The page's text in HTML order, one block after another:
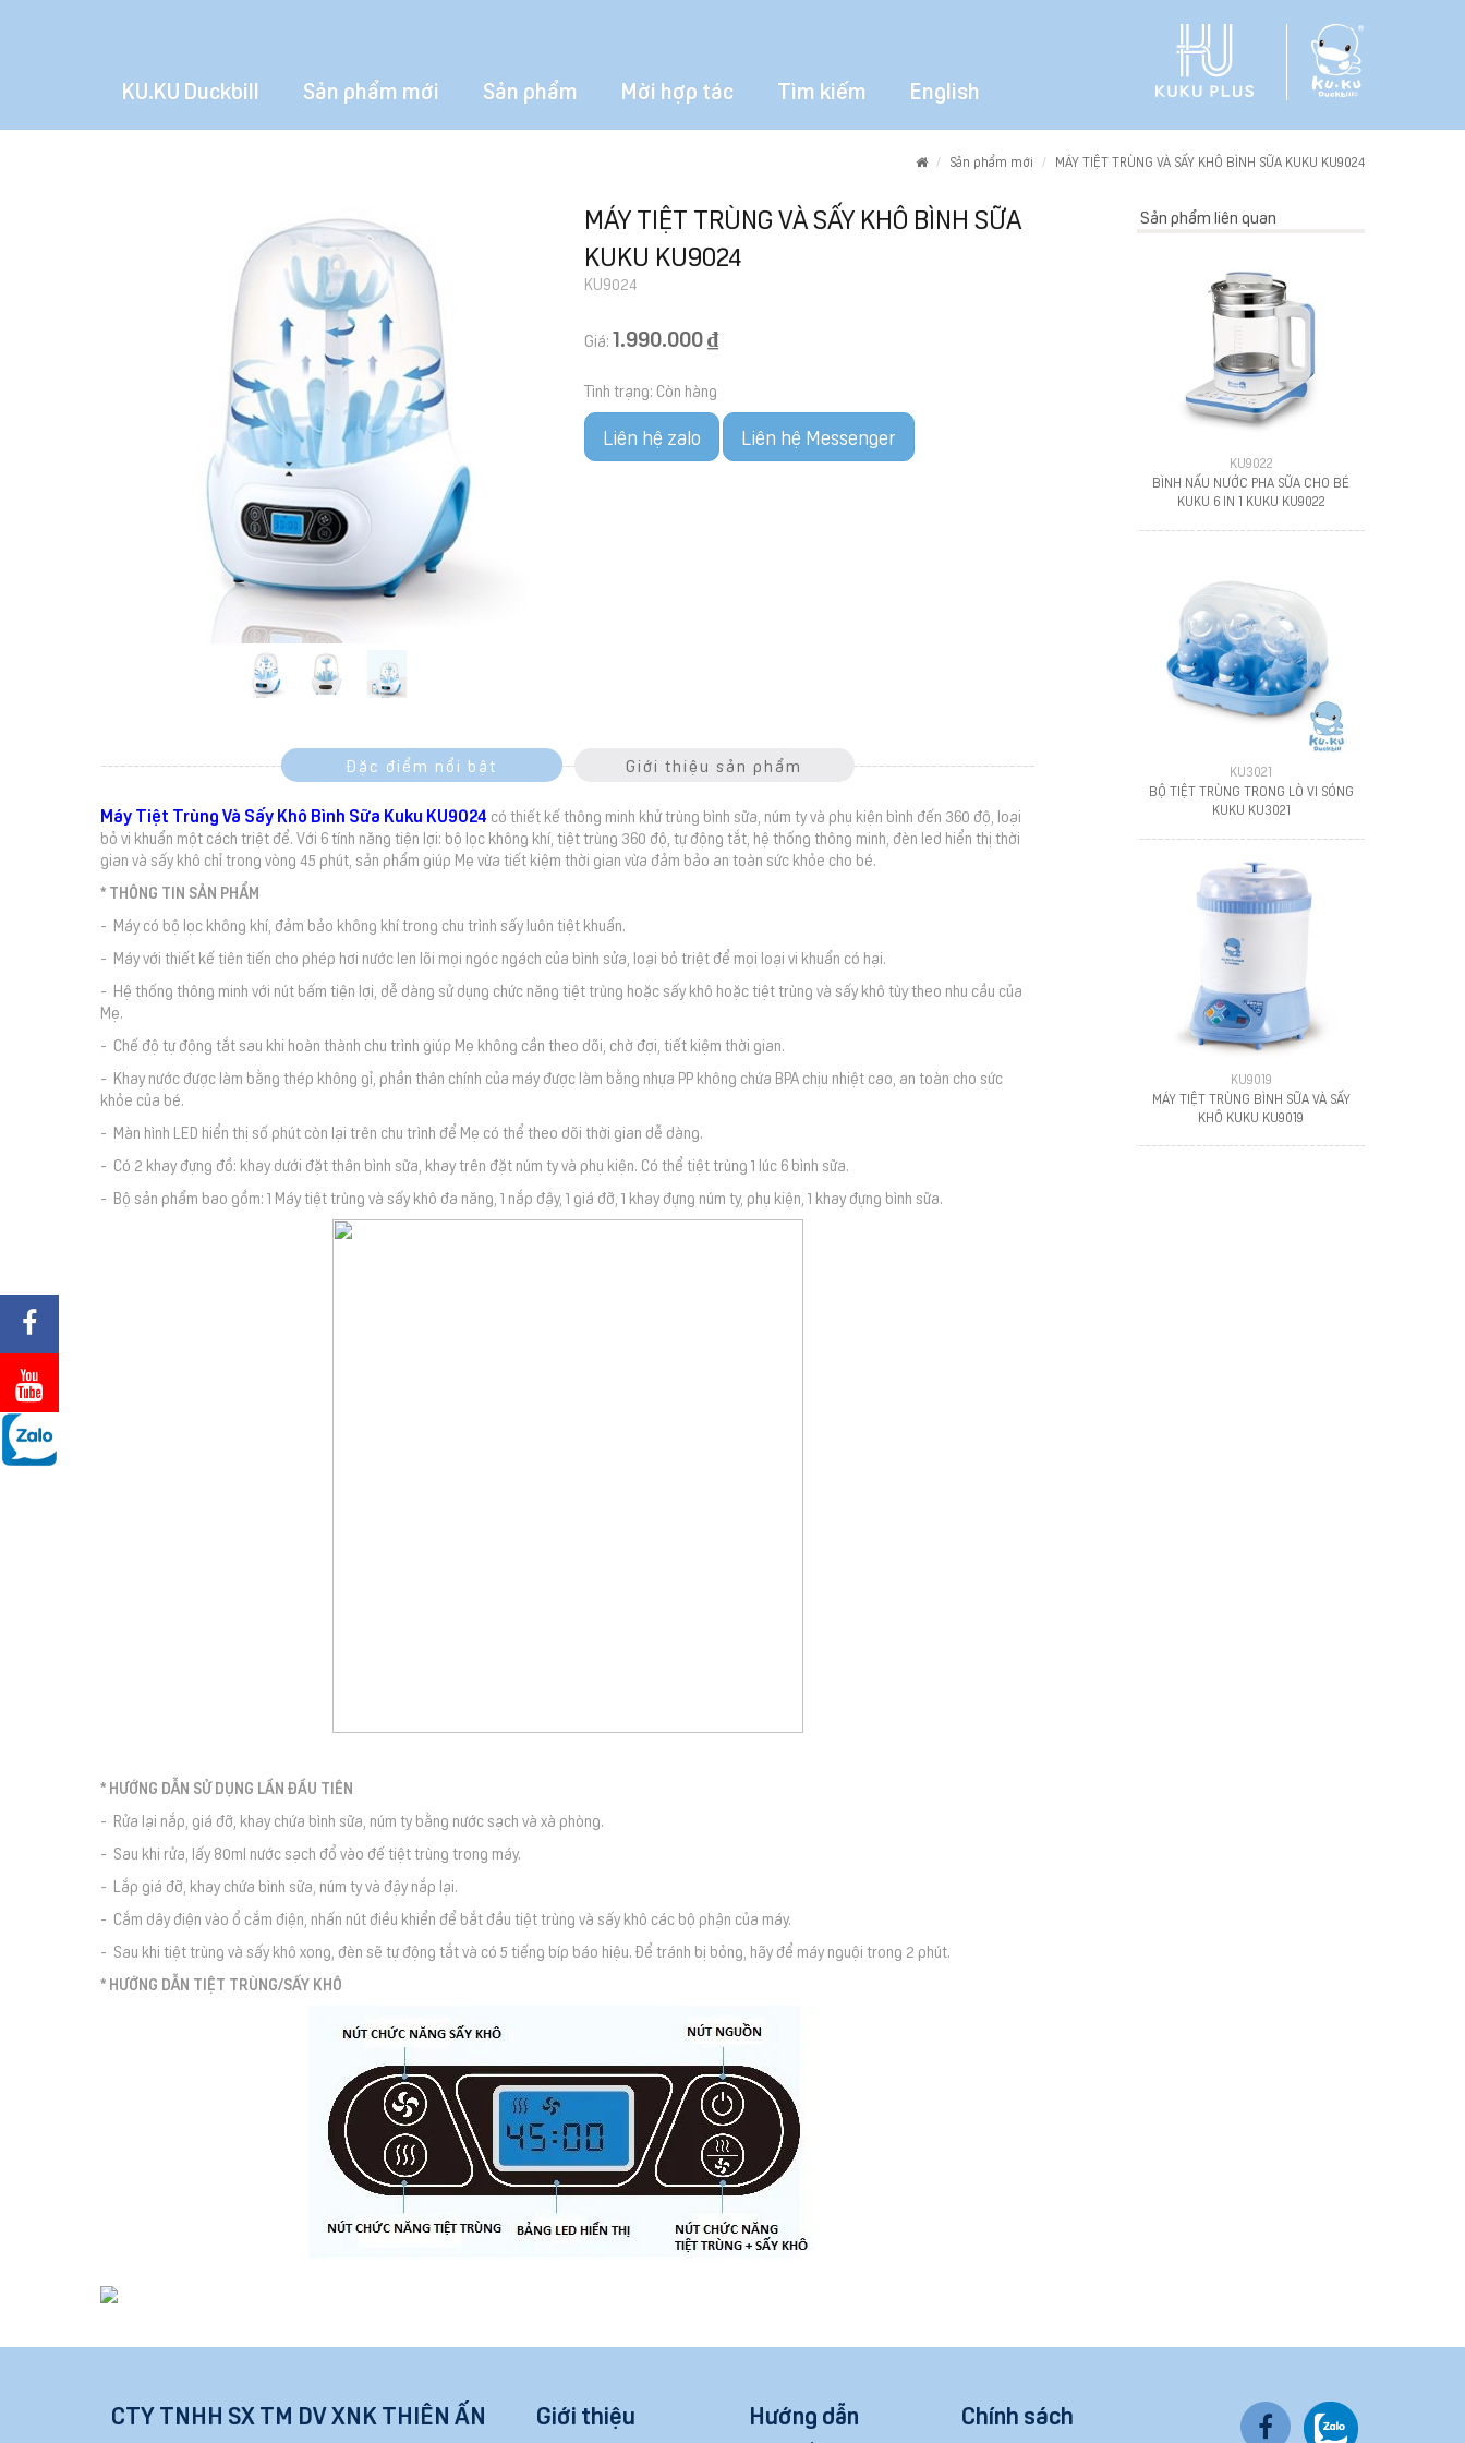
KU.KU Duckbill Sản phẩm mới Sản phẩm Mời hợp tác Tìm kiếm English
HomeSản phẩm mới MÁY TIỆT TRÙNG VÀ SẤY KHÔ BÌNH SỮA KUKU KU9024
MÁY TIỆT TRÙNG VÀ SẤY KHÔ BÌNH SỮA
KUKU KU9024
KU9024
Giá: 1.990.000 ₫
Tình trạng: Còn hàng
Liên hệ zalo Liên hệ Messenger
Đặc điểm nổi bật Giới thiệu sản phẩm
Máy Tiệt Trùng Và Sấy Khô Bình Sữa Kuku KU9024 có thiết kế thông minh khử trùng bình sữa, núm ty và phụ kiện bình đến 360 độ, loại
bỏ vi khuẩn một cách triệt để. Với 6 tính năng tiện lợi: bộ lọc không khí, tiệt trùng 360 độ, tự động tắt, hệ thống thông minh, đèn led hiển thị thời
gian và sấy khô chỉ trong vòng 45 phút, sản phẩm giúp Mẹ vừa tiết kiệm thời gian vừa đảm bảo an toàn sức khỏe cho bé.
* THÔNG TIN SẢN PHẨM
- Máy có bộ lọc không khí, đảm bảo không khí trong chu trình sấy luôn tiệt khuẩn.
- Máy với thiết kế tiên tiến cho phép hơi nước len lõi mọi ngóc ngách của bình sửa, loại bỏ triệt để mọi loại vi khuẩn có hại.
- Hệ thống thông minh với nút bấm tiện lợi, dễ dàng sử dụng chức năng tiệt trùng hoặc sấy khô hoặc tiệt trùng và sấy khô tùy theo nhu cầu của
Mẹ.
- Chế độ tự động tắt sau khi hoàn thành chu trình giúp Mẹ không cần theo dõi, chờ đợi, tiết kiệm thời gian.
- Khay nước được làm bằng thép không gỉ, phần thân chính của máy được làm bằng nhựa PP không chứa BPA chịu nhiệt cao, an toàn cho sức
khỏe của bé.
- Màn hình LED hiển thị số phút còn lại trên chu trình để Mẹ có thể theo dõi thời gian dễ dàng.
- Có 2 khay đựng đồ: khay dưới đặt thân bình sữa, khay trên đặt núm ty và phụ kiện. Có thể tiệt trùng 1 lúc 6 bình sữa.
- Bộ sản phẩm bao gồm: 1 Máy tiệt trùng và sấy khô đa năng, 1 nắp đậy, 1 giá đỡ, 1 khay đựng núm ty, phụ kiện, 1 khay đựng bình sữa.
* HƯỚNG DẪN SỬ DỤNG LẦN ĐẦU TIÊN
- Rửa lại nắp, giá đỡ, khay chứa bình sữa, núm ty bằng nước sạch và xà phòng.
- Sau khi rửa, lấy 80ml nước sạch đổ vào đế tiệt trùng trong máy.
- Lắp giá đỡ, khay chứa bình sữa, núm ty và đậy nắp lại.
- Cắm dây điện vào ổ cắm điện, nhấn nút điều khiển để bắt đầu tiệt trùng và sấy khô các bộ phận của máy.
- Sau khi tiệt trùng và sấy khô xong, đèn sẽ tự động tắt và có 5 tiếng bíp báo hiệu. Để tránh bị bỏng, hãy để máy nguội trong 2 phút.
* HƯỚNG DẪN TIỆT TRÙNG/SẤY KHÔ
Sản phẩm liên quan
KU9022
BÌNH NẤU NƯỚC PHA SỮA CHO BÉ
KUKU 6 IN 1 KUKU KU9022
KU3021
BỘ TIỆT TRÙNG TRONG LÒ VI SÓNG
KUKU KU3021
KU9019
MÁY TIỆT TRÙNG BÌNH SỮA VÀ SẤY
KHÔ KUKU KU9019
CTY TNHH SX TM DV XNK THIÊN ẤN Giới thiệu Hướng dẫn Chính sách